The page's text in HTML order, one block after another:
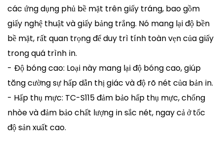
các ứng dụng phủ bề mặt trên giấy tráng, bao gồm
giấy nghệ thuật và giấy bảng trắng. Nó mang lại độ bền
bề mặt, rất quan trọng để duy trì tính toàn vẹn của giấy
trong quá trình in.
- Độ bóng cao: Loại này mang lại độ bóng cao, giúp
tăng cường sự hấp dẫn thị giác và độ rõ nét của bản in.
- Hấp thụ mực: TC-S115 đảm bảo hấp thụ mực, chống
nhòe và đảm bảo chất lượng in sắc nét, ngay cả ở tốc
độ sản xuất cao.